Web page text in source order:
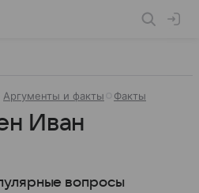
Аргументы и факты Факты
Иван
вопросы